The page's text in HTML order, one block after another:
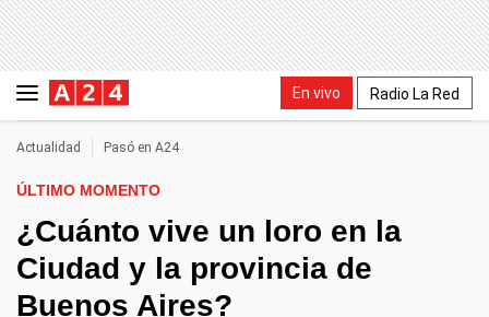
En vivo Radio La Red
Actualidad Pasó en A24
ÚLTIMO MOMENTO
¿Cuánto vive un loro en la
Ciudad y la provincia de
Buenos Aires?